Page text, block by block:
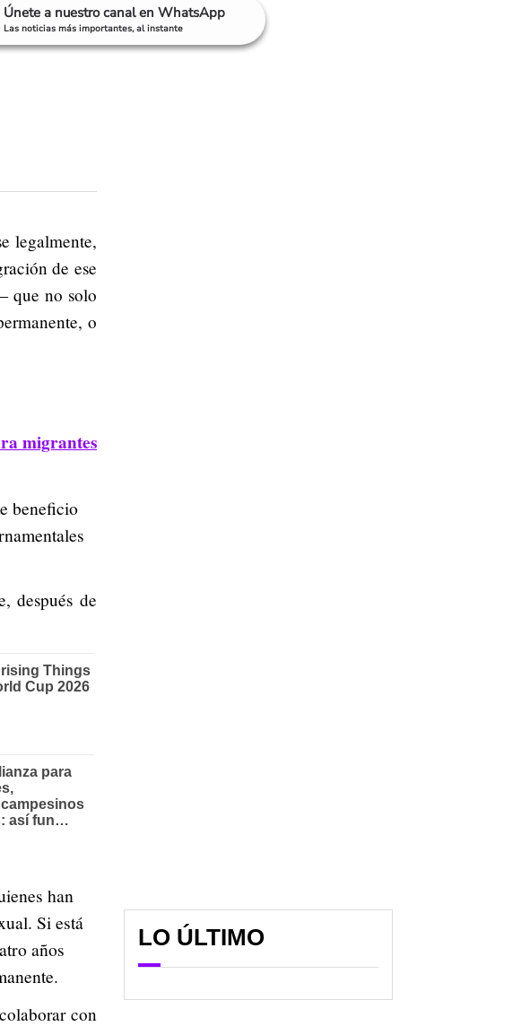
Únete a nuestro canal en WhatsApp
Las noticias más importantes, al instante
legalmente,
de ese
que no solo
o
migrantes
beneficio
después de
han
Si está
años
con
LO ÚLTIMO